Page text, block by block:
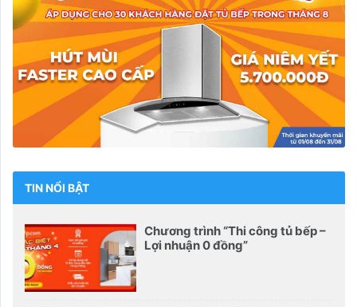
TIN NỔI BẬT
Chương trình “Thi công tủ bếp –
Lợi nhuận 0 đồng”